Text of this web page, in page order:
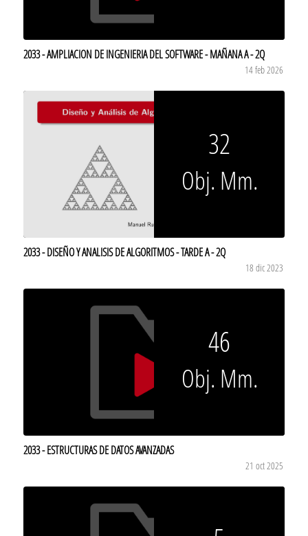
2033 - AMPLIACION DE INGENIERIA DEL SOFTWARE - MAÑANA A - 2Q
14 feb 2026
32
Obj. Mm.
2033 - DISEÑO Y ANALISIS DE ALGORITMOS - TARDE A - 2Q
18 dic 2023
46
Obj. Mm.
2033 - ESTRUCTURAS DE DATOS AVANZADAS
21 oct 2025